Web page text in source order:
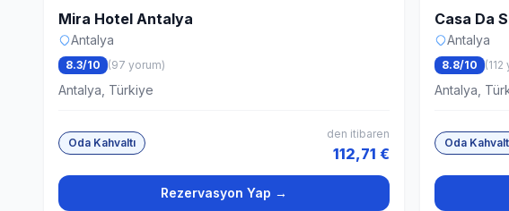
Mira Hotel Antalya
Antalya
8.3/10 (97 yorum)
Antalya, Türkiye
Oda Kahvaltı
den itibaren
112,71 €
Rezervasyon Yap →
Casa Da
Antalya
8.8/10 (112
Antalya,
Oda